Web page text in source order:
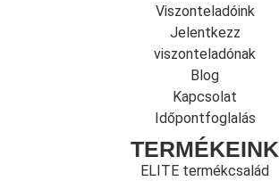
Viszonteladóink
Jelentkezz
viszonteladónak
Blog
Kapcsolat
Időpontfoglalás
TERMÉKEINK
ELITE termékcsalád